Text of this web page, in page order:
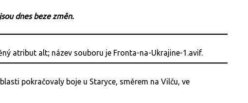
dnes beze změn.
pokračovaly boje u Staryce, směrem na Vilču, ve